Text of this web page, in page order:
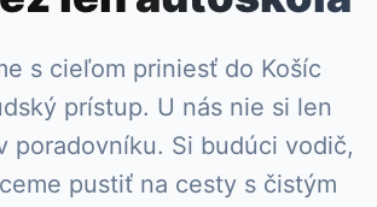
s cieľom priniesť do Košíc
prístup. U nás nie si len
poradovníku. Si budúci vodič,
pustiť na cesty s čistým